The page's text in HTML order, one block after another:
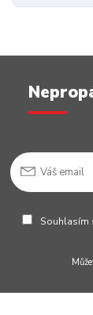
Souhlasím